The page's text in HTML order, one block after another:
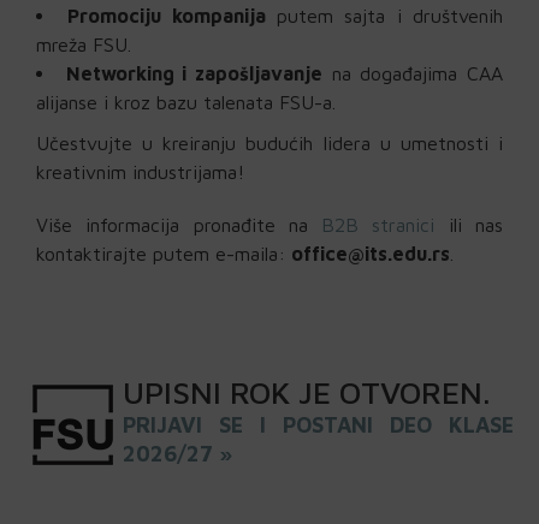
Promociju kompanija putem sajta i društvenih
mreža FSU.
Networking i zapošljavanje na događajima CAA
alijanse i kroz bazu talenata FSU-a.
Učestvujte u kreiranju budućih lidera u umetnosti i
kreativnim industrijama!
Više informacija pronađite na B2B stranici
ili nas
kontaktirajte putem e-maila: office@its.edu.rs
UPISNI ROK JE OTVOREN.
PRIJAVI SE I POSTANI DEO KLASE
2026/27 »